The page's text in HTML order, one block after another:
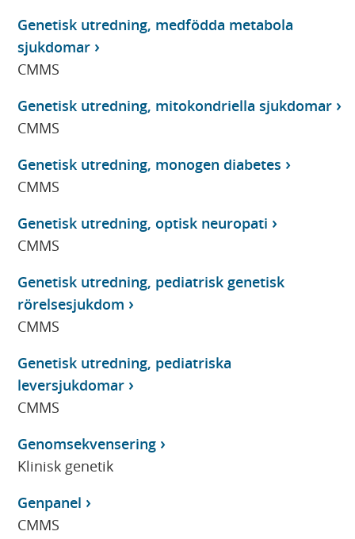
Genetisk utredning, medfödda metabola
sjukdomar
CMMS
Genetisk utredning, mitokondriella sjukdomar
CMMS
Genetisk utredning, monogen diabetes
CMMS
Genetisk utredning, optisk neuropati
CMMS
Genetisk utredning, pediatrisk genetisk
rörelsesjukdom
CMMS
Genetisk utredning, pediatriska
leversjukdomar
CMMS
Genomsekvensering
Klinisk genetik
Genpanel
CMMS